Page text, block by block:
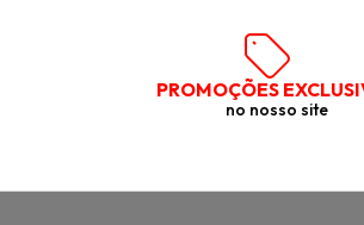
PROMOÇÕES
no nosso site